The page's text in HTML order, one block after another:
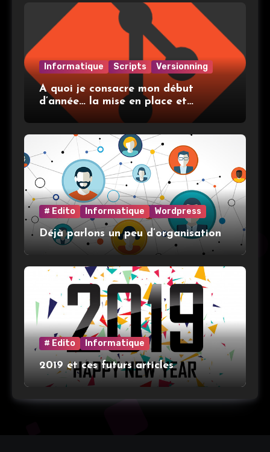
Informatique Scripts Versionning
A quoi je consacre mon début
d’année… la mise en place et
l’utilisation de git
# Edito Informatique Wordpress
Déjà parlons un peu d’organisation
# Edito Informatique
2019 et ces futurs articles